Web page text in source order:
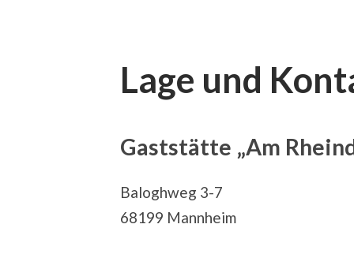
Lage und
Gaststätte „Am
Baloghweg 3-7
68199 Mannheim